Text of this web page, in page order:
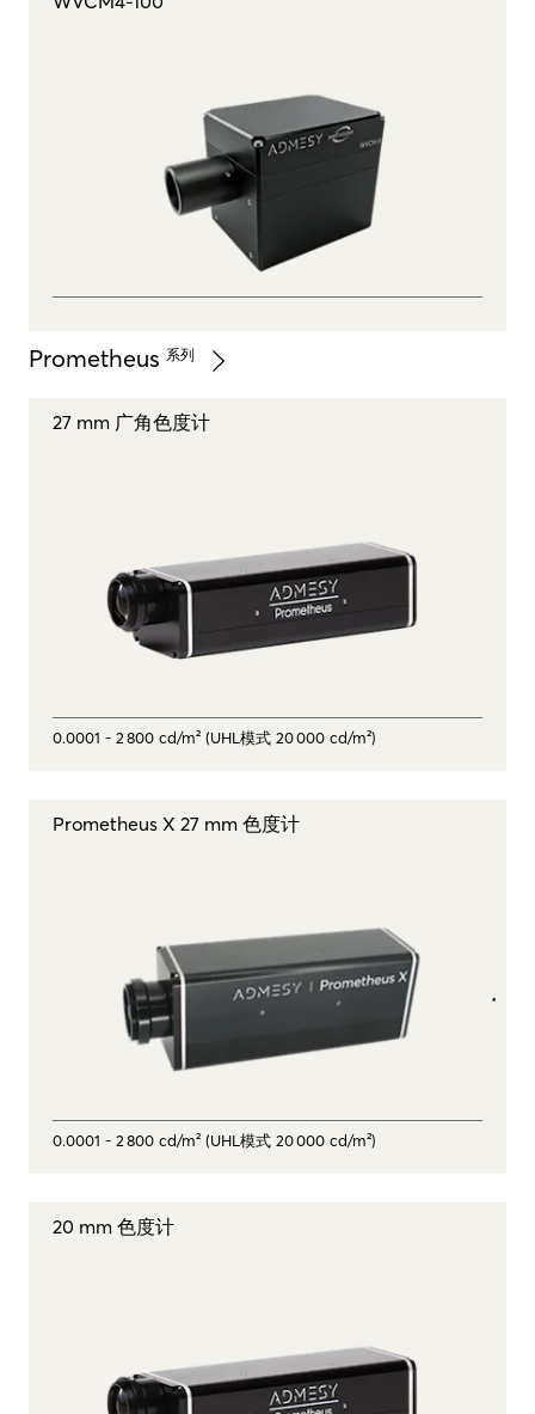
Prometheus 系列
27 mm 广角色度计
0.0001 - 2 800 cd/m² (UHL模式 20 000 cd/m²)
Prometheus X 27 mm 色度计
0.0001 - 2 800 cd/m² (UHL模式 20 000 cd/m²)
20 mm 色度计